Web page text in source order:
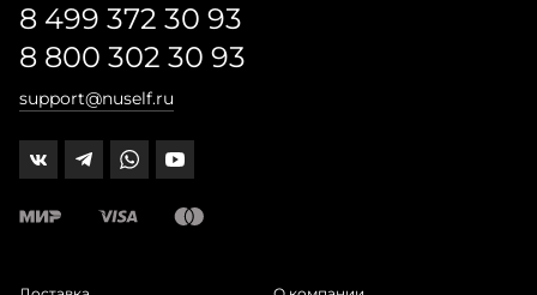
8 499 372 30 93
8 800 302 30 93
support@nuself.ru